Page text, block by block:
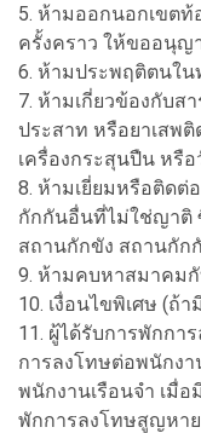
5. ห้ามออกนอกเขตท้
ครั้งคราว ให้ขออนุ
6. ห้ามประพฤติตนใน
7. ห้ามเกี่ยวข้องกับส
ประสาท หรือยาเสพ
เครื่องกระสุนปืน หรื
8. ห้ามเยี่ยมหรือติดต่
กักกันอื่นที่ไม่ใช่ญาติ
สถานกักขัง สถานกั
9. ห้ามคบหาสมาคม
10. เงื่อนไขพิเศษ (ถ้า
11. ผู้ได้รับการพักก
การลงโทษต่อพนักงา
พนักงานเรือนจำ เมื่
พักการลงโทษสูญหา